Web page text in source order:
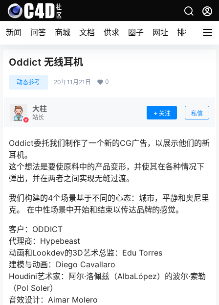
新闻 问答 商城 文档 供求 圈子 网址 排行榜
Oddict 无线耳机
动态参考 20年11月21日 0
大柱
站长
关注 私信
Oddict委托我们制作了一个新的CG广告，以展示他们的新
耳机。
这个想法是要使原料中的产品变形，并使其在各种情况下
弹出，并在两者之间实现无缝过渡。
我们构建的4个场景基于不同的心态：城市，平静和奥尼里
克。 在中性场景中开始和结束以传达品牌的感觉。
客户：ODDICT
代理商：Hypebeast
动画和Lookdev的3D艺术总监：Edu Torres
建模与动画：Diego Cavallaro
Houdini艺术家：阿尔·洛佩兹（AlbaLópez）的波尔·索勒
（Pol Soler）
音效设计：Aimar Molero